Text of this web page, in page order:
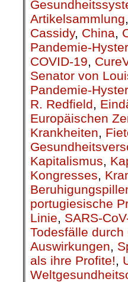
Artikelsammlung,
Cassidy, China,
Pandemie-
COVID-19,
Senator von
Pandemie-
R. Redfield,
Europäischen
Krankheiten,
Kapitalismus,
Kongresses,
portugiesische
Linie, SARS-
Todesfälle
Auswirkungen,
als ihre Profite!,